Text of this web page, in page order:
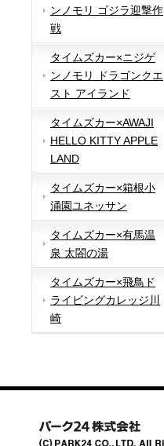
ンノモリ ゴジラ迎撃作
戦
タイムズカー×ニジゲ
ンノモリ ドラゴンクエ
スト アイランド
タイムズカー×AWAJI
HELLO KITTY APPLE
LAND
タイムズカー×箱根小
涌園ユネッサン
タイムズカー×有馬温
泉 太閤の湯
タイムズカー×飛鳥ド
ライビングカレッジ川
崎